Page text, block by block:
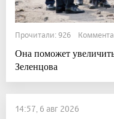
Прочитали: 926
Она поможет
Зеленцова
14:57, 6 авг 2026